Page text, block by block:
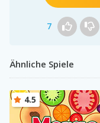
7
Ähnliche Spiele
4.5